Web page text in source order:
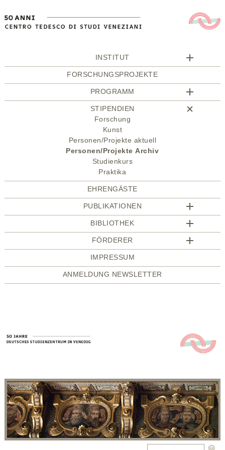
INSTITUT
FORSCHUNGSPROJEKTE
PROGRAMM
STIPENDIEN
Forschung
Kunst
Personen/Projekte aktuell
Personen/Projekte Archiv
Studienkurs
Praktika
EHRENGÄSTE
PUBLIKATIONEN
BIBLIOTHEK
FÖRDERER
IMPRESSUM
ANMELDUNG NEWSLETTER